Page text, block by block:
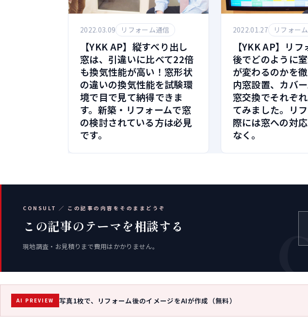
2022.03.09 リフォーム通信
【YKK AP】縦すべり出し
窓は、引違いに比べて22倍
も換気性能が高い！窓形状
の違いの換気性能を試験環
境で目で見て納得できま
す。新築・リフォームで窓
の検討されている方は必見
です。
2022.01.27 リフォー
【YKK AP】リ
後でどのように
が変わるのかを
内窓設置、カバ
窓交換でそれぞ
てみました。リ
際には窓への対
なく。
CONSULT ／ この記事の内容をそのままどうぞ
この記事のテーマを相談する
現地調査・お見積りまで費用はかかりません。
AI PREVIEW 写真1枚で、リフォーム後のイメージをAIが作成（無料）